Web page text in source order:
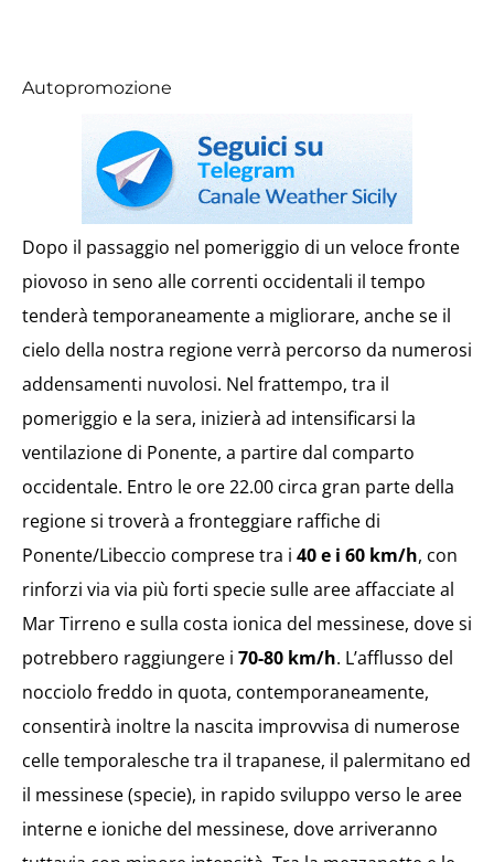
Autopromozione
Dopo il passaggio nel pomeriggio di un veloce fronte
piovoso in seno alle correnti occidentali il tempo
tenderà temporaneamente a migliorare, anche se il
cielo della nostra regione verrà percorso da numerosi
addensamenti nuvolosi. Nel frattempo, tra il
pomeriggio e la sera, inizierà ad intensificarsi la
ventilazione di Ponente, a partire dal comparto
occidentale. Entro le ore 22.00 circa gran parte della
regione si troverà a fronteggiare raffiche di
Ponente/Libeccio comprese tra i 40 e i 60 km/h, con
rinforzi via via più forti specie sulle aree affacciate al
Mar Tirreno e sulla costa ionica del messinese, dove si
potrebbero raggiungere i 70-80 km/h. L’afflusso del
nocciolo freddo in quota, contemporaneamente,
consentirà inoltre la nascita improvvisa di numerose
celle temporalesche tra il trapanese, il palermitano ed
il messinese (specie), in rapido sviluppo verso le aree
interne e ioniche del messinese, dove arriveranno